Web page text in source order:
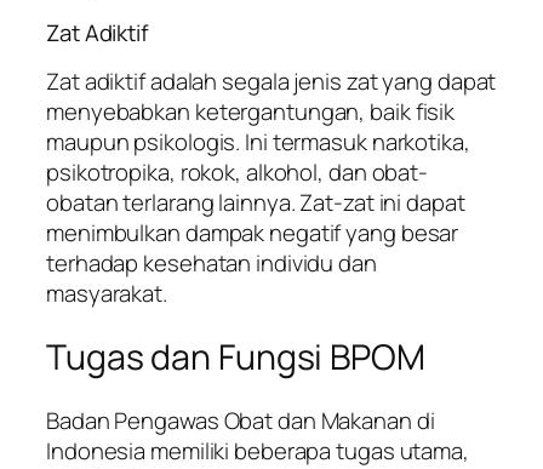
Zat Adiktif
Zat adiktif adalah segala jenis zat yang dapat
menyebabkan ketergantungan, baik fisik
maupun psikologis. Ini termasuk narkotika,
psikotropika, rokok, alkohol, dan obat-
obatan terlarang lainnya. Zat-zat ini dapat
menimbulkan dampak negatif yang besar
terhadap kesehatan individu dan
masyarakat.
Tugas dan Fungsi BPOM
Badan Pengawas Obat dan Makanan di
Indonesia memiliki beberapa tugas utama,